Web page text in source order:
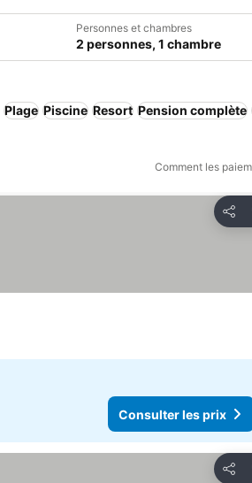
Personnes et chambres
2 personnes, 1 chambre
Plage Piscine Resort Pension complète
Comment les
Consulter les prix